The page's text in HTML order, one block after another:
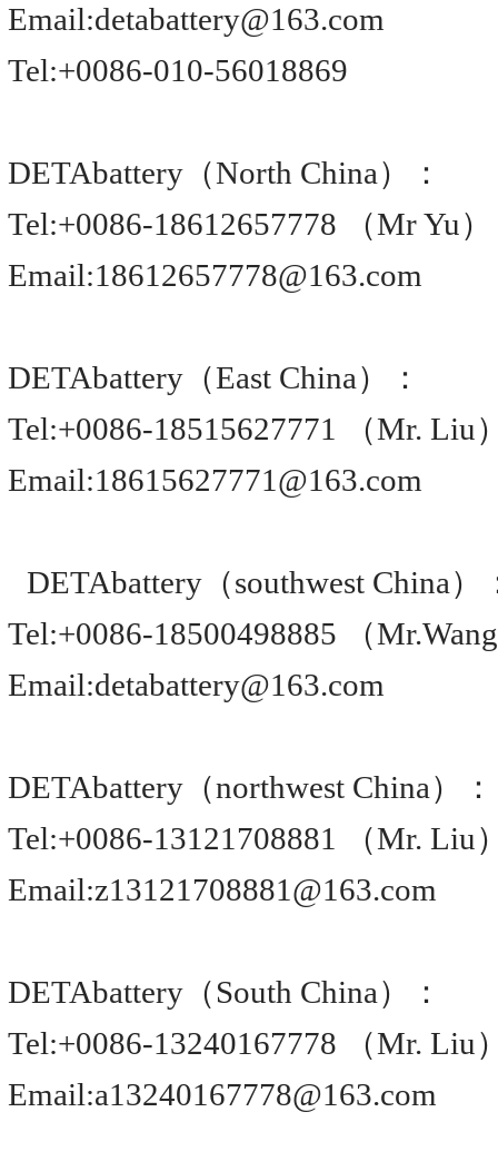
Email:detabattery@163.com
Tel:+0086-010-56018869
DETAbattery（North China）：
Tel:+0086-18612657778 （Mr Yu）
Email:18612657778@163.com
DETAbattery（East China）：
Tel:+0086-18515627771 （Mr. Liu
Email:18615627771@163.com
DETAbattery（southwest China）
Tel:+0086-18500498885 （
Email:detabattery@163.com
DETAbattery（northwest China）：
Tel:+0086-13121708881 （Mr. Liu
​​​​​​​ Email:z13121708881@163.com
DETAbattery（South China）：
Tel:+0086-13240167778 （Mr. Liu
​​​​​​​ Email:a13240167778@163.com